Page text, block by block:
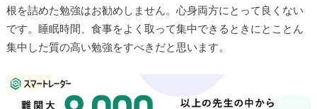
根を詰めた勉強はお勧めしません。心身両方にとって良くない
です。睡眠時間、食事をよく取って集中できるときにとことん
集中した質の高い勉強をすべきだと思います。